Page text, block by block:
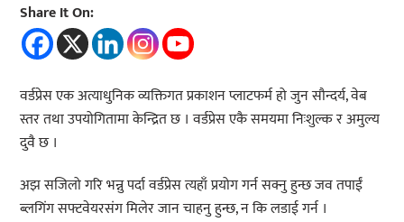
Share It On:
वर्डप्रेस एक अत्याधुनिक व्यक्तिगत प्रकाशन प्लाटफर्म हो जुन सौन्दर्य, वेब
स्तर तथा उपयोगितामा केन्द्रित छ । वर्डप्रेस एकै समयमा निःशुल्क र अमुल्य
दुवै छ ।
अझ सजिलो गरि भन्नु पर्दा वर्डप्रेस त्यहाँ प्रयोग गर्न सक्नु हुन्छ जव तपाईं
ब्लगिंग सफ्टवेयरसंग मिलेर जान चाहनु हुन्छ, न कि लडाई गर्न ।